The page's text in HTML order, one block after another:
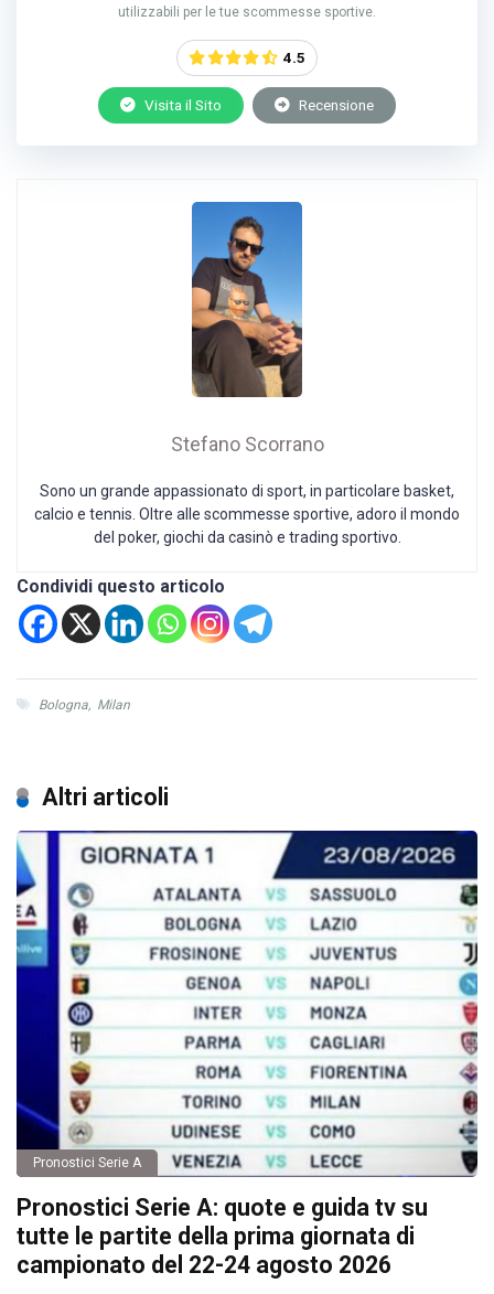
utilizzabili per le tue scommesse sportive.
4.5
Visita il Sito Recensione
Stefano Scorrano
Sono un grande appassionato di sport, in particolare basket,
calcio e tennis. Oltre alle scommesse sportive, adoro il mondo
del poker, giochi da casinò e trading sportivo.
Condividi questo articolo
Bologna, Milan
Altri articoli
Pronostici Serie A
Pronostici Serie A: quote e guida tv su
tutte le partite della prima giornata di
campionato del 22-24 agosto 2026